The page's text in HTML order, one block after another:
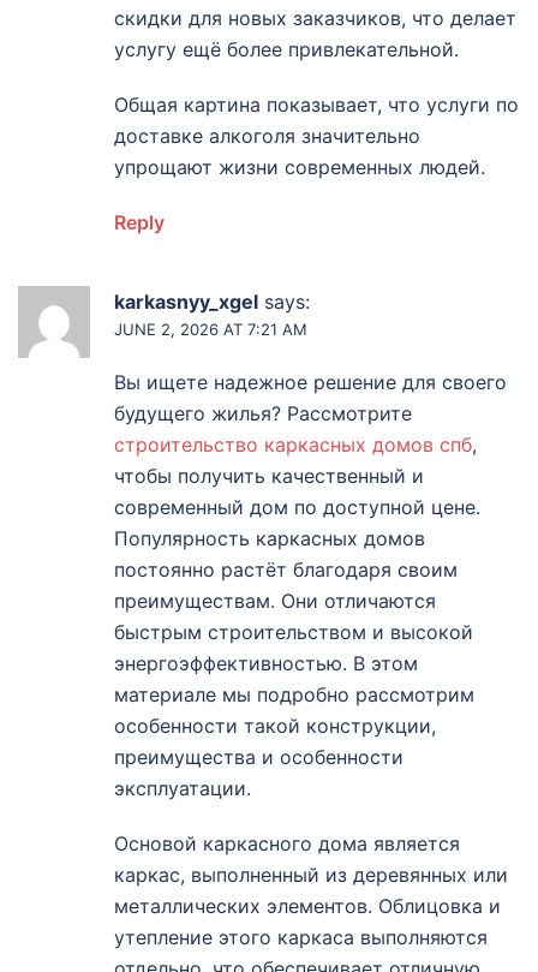
скидки для новых заказчиков, что делает
услугу ещё более привлекательной.
Общая картина показывает, что услуги по
доставке алкоголя значительно
упрощают жизни современных людей.
Reply
karkasnyy_xgel says:
JUNE 2, 2026 AT 7:21 AM
Вы ищете надежное решение для своего
будущего жилья? Рассмотрите
строительство каркасных домов спб,
чтобы получить качественный и
современный дом по доступной цене.
Популярность каркасных домов
постоянно растёт благодаря своим
преимуществам. Они отличаются
быстрым строительством и высокой
энергоэффективностью. В этом
материале мы подробно рассмотрим
особенности такой конструкции,
преимущества и особенности
эксплуатации.
Основой каркасного дома является
каркас, выполненный из деревянных или
металлических элементов. Облицовка и
утепление этого каркаса выполняются